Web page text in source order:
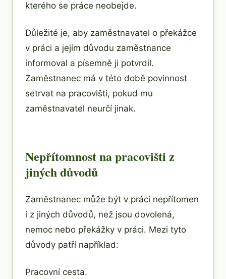
kterého se práce neobejde.
Důležité je, aby zaměstnavatel o překážce
v práci a jejím důvodu zaměstnance
informoval a písemně ji potvrdil.
Zaměstnanec má v této době povinnost
setrvat na pracovišti, pokud mu
zaměstnavatel neurčí jinak.
Nepřítomnost na pracovišti z
jiných důvodů
Zaměstnanec může být v práci nepřítomen
i z jiných důvodů, než jsou dovolená,
nemoc nebo překážky v práci. Mezi tyto
důvody patří například:
Pracovní cesta.